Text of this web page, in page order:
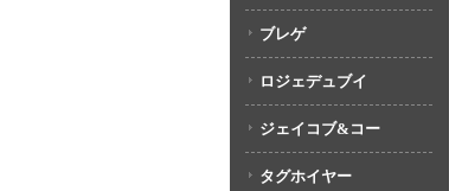
ブレゲ
ロジェデュブイ
ジェイコブ&コー
タグホイヤー